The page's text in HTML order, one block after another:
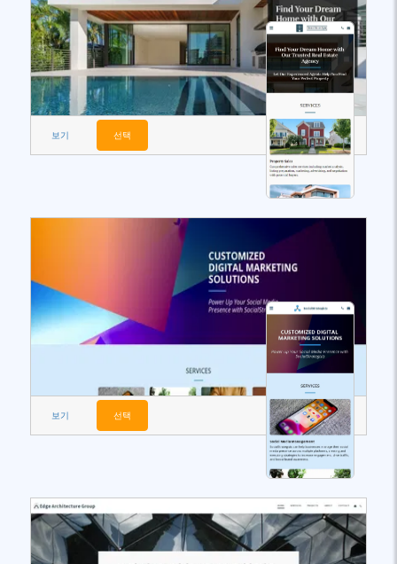
보기 선택
보기 선택